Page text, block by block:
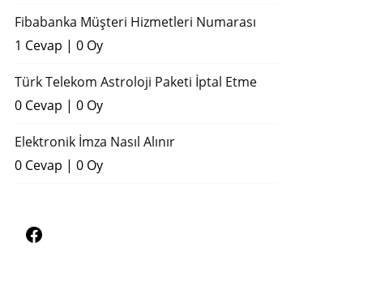
Fibabanka Müşteri Hizmetleri Numarası
1 Cevap | 0 Oy
Türk Telekom Astroloji Paketi İptal Etme
0 Cevap | 0 Oy
Elektronik İmza Nasıl Alınır
0 Cevap | 0 Oy